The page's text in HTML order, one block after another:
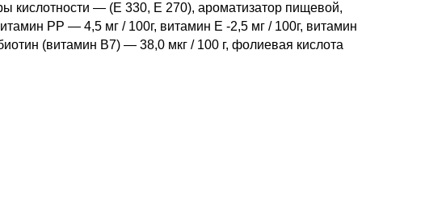
кислотности — (Е 330, Е 270), ароматизатор пищевой,
РР — 4,5 мг / 100г, витамин Е -2,5 мг / 100г, витамин
(витамин В7) — 38,0 мкг / 100 г, фолиевая кислота